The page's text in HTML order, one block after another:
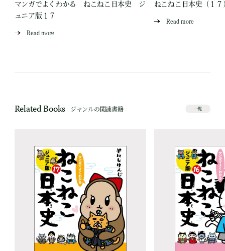
マンガでよくわかる ねこねこ日本史 ジ
ュニア版１７
Read more
ねこねこ日本史（１７
Read more
Related Books ジャンルの関連書籍 一覧